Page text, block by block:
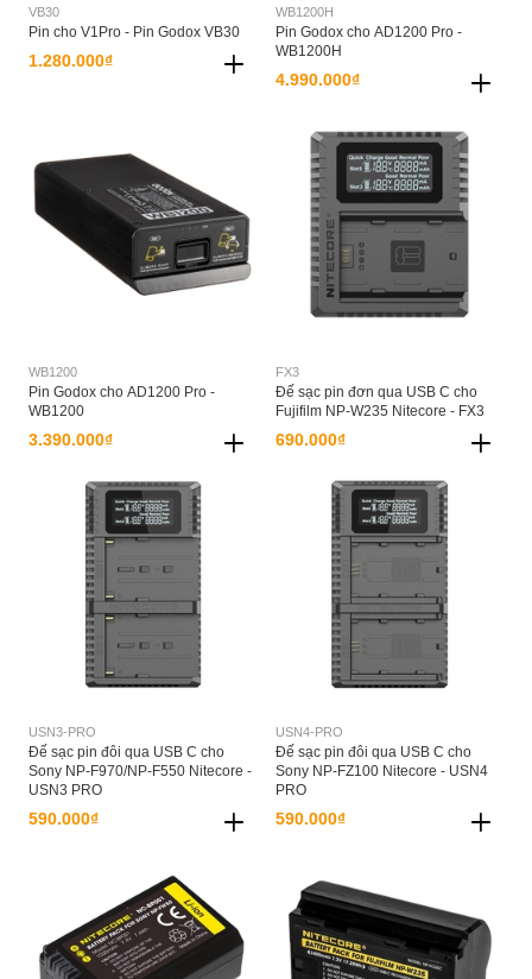
VB30
Pin cho V1Pro - Pin Godox VB30
1.280.000₫
WB1200H
Pin Godox cho AD1200 Pro -
WB1200H
4.990.000₫
WB1200
Pin Godox cho AD1200 Pro -
WB1200
3.390.000₫
FX3
Đế sạc pin đơn qua USB C cho
Fujifilm NP-W235 Nitecore - FX3
690.000₫
USN3-PRO
Đế sạc pin đôi qua USB C cho
Sony NP-F970/NP-F550 Nitecore -
USN3 PRO
590.000₫
USN4-PRO
Đế sạc pin đôi qua USB C cho
Sony NP-FZ100 Nitecore - USN4
PRO
590.000₫